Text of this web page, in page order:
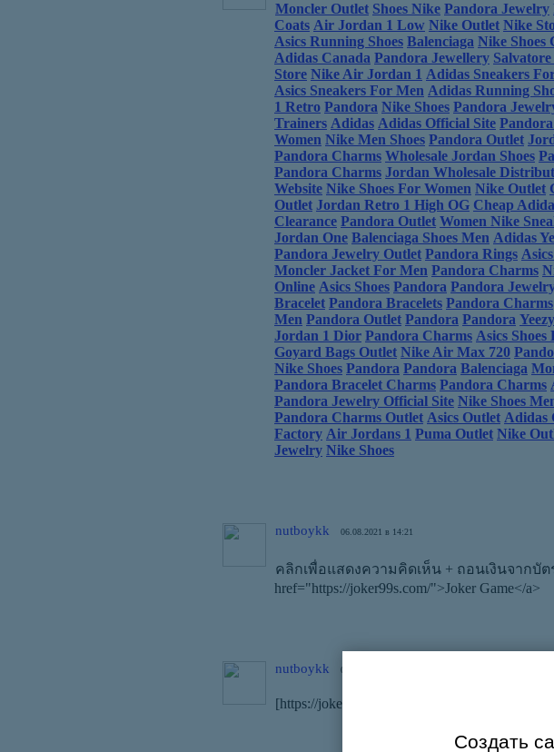
Moncler Outlet Shoes Nike Pandora Jewelry
Coats Air Jordan 1 Low Nike Outlet Nike
Asics Running Shoes Balenciaga Nike Shoes
Adidas Canada Pandora Jewellery
Store Nike Air Jordan 1 Adidas Sneakers
Asics Sneakers For Men Adidas Running
1 Retro Pandora Nike Shoes Pandora
Trainers Adidas Adidas Official Site
Women Nike Men Shoes Pandora Outlet
Pandora Charms Wholesale Jordan Shoes
Pandora Charms Jordan Wholesale
Website Nike Shoes For Women Nike Outlet
Outlet Jordan Retro 1 High OG Cheap
Clearance Pandora Outlet Women Nike
Jordan One Balenciaga Shoes Men Adidas
Pandora Jewelry Outlet Pandora Rings
Moncler Jacket For Men Pandora Charms
Online Asics Shoes Pandora Pandora
Bracelet Pandora Bracelets Pandora Charms
Men Pandora Outlet Pandora Pandora Yeezy
Jordan 1 Dior Pandora Charms Asics Shoes
Goyard Bags Outlet Nike Air Max 720
Nike Shoes Pandora Pandora Balenciaga
Pandora Bracelet Charms Pandora Charms
Pandora Jewelry Official Site Nike Shoes
Pandora Charms Outlet Asics Outlet Adidas
Factory Air Jordans 1 Puma Outlet Nike
Jewelry Nike Shoes
nutboykk 06.08.2021 в 14:21
คลิกเพื่อแสดงความคิดเห็น + ถอนเงินจากบั
href="https://joker99s.com/">Joker Game</a>
nutboykk 06.08.2021 в 14:23
[https://jokergame33.com/ Joker Slot]
Создать